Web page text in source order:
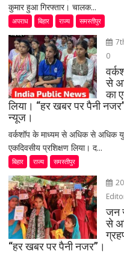
कुमार हुआ गिरफ्तार। चालक...
अपराध बिहार राज्य समस्तीपुर
0
से
का
लिया। “हर खबर पर पैनी
न्यूज।
वर्कशॉप के माध्यम से अधिक से अधिक
एकदिवसीय प्रशिक्षण लिया। द...
बिहार राज्य समस्तीपुर
जन
से
“हर खबर पर पैनी नजर”।